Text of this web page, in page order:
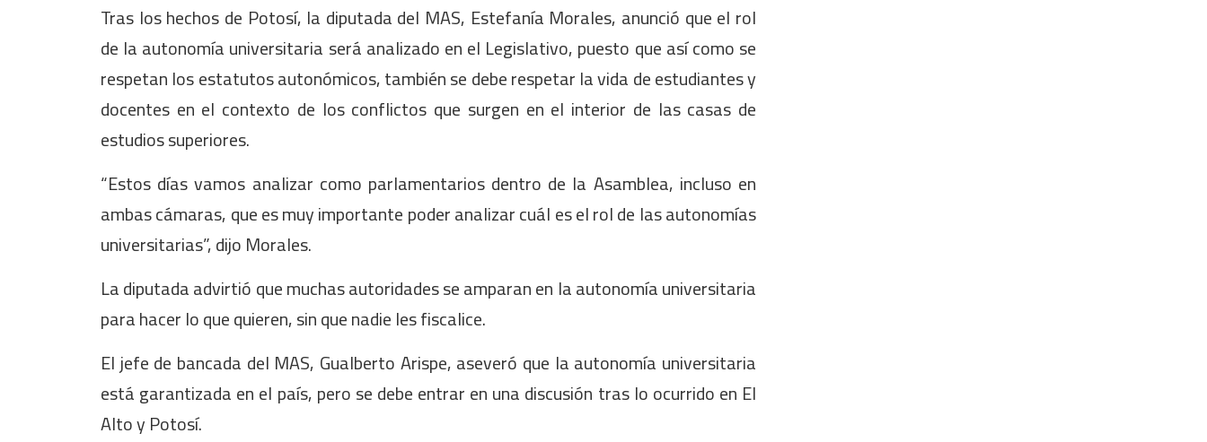
Tras los hechos de Potosí, la diputada del MAS, Estefanía Morales, anunció que el rol
de la autonomía universitaria será analizado en el Legislativo, puesto que así como se
respetan los estatutos autonómicos, también se debe respetar la vida de estudiantes y
docentes en el contexto de los conflictos que surgen en el interior de las casas de
estudios superiores.
“Estos días vamos analizar como parlamentarios dentro de la Asamblea, incluso en
ambas cámaras, que es muy importante poder analizar cuál es el rol de las autonomías
universitarias”, dijo Morales.
La diputada advirtió que muchas autoridades se amparan en la autonomía universitaria
para hacer lo que quieren, sin que nadie les fiscalice.
El jefe de bancada del MAS, Gualberto Arispe, aseveró que la autonomía universitaria
está garantizada en el país, pero se debe entrar en una discusión tras lo ocurrido en El
Alto y Potosí.